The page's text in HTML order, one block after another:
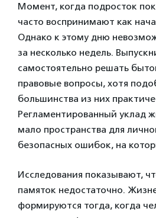
Момент, когда подросток
часто воспринимают как
Однако к этому дню
за несколько недель.
самостоятельно решать
правовые вопросы, хотя
большинства из них
Регламентированный уклад
мало пространства для
безопасных ошибок, на
Исследования показывают,
памяток недостаточно.
формируются тогда, когда